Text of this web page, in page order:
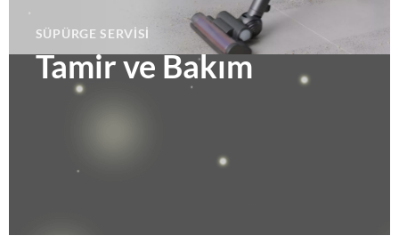
SÜPÜRGE SERVISI
Tamir ve Bakım